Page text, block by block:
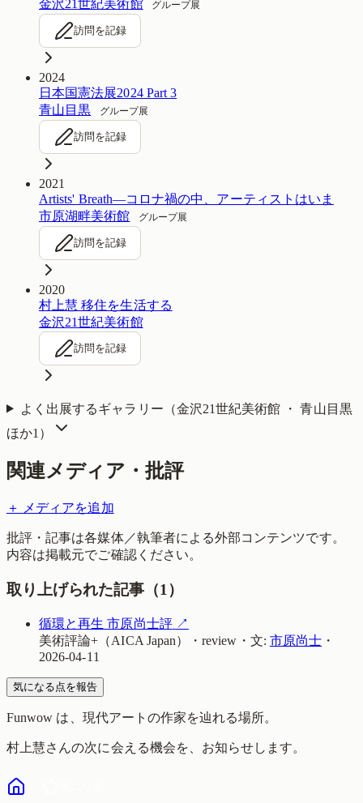
金沢21世紀美術館
グループ展
訪問を記録
2024
日本国憲法展2024 Part 3
青山目黒
グループ展
訪問を記録
2021
Artists' Breath―コロナ禍の中、アーティストはいま
市原湖畔美術館
グループ展
訪問を記録
2020
村上慧 移住を生活する
金沢21世紀美術館
訪問を記録
よく出展するギャラリー（金沢21世紀美術館 ・ 青山目黒
ほか1 ）
関連メディア・批評
＋ メディアを追加
批評・記事は各媒体／執筆者による外部コンテンツです。
内容は掲載元でご確認ください。
取り上げられた記事（1 ）
循環と再生 市原尚士評 ↗
美術評論+（AICA Japan）
・review ・ 文: 市原尚士 ・
2026-04-11
気になる点を報告
Funwow は、現代アートの作家を辿れる場所。
村上慧さんの次に会える機会を、お知らせします。